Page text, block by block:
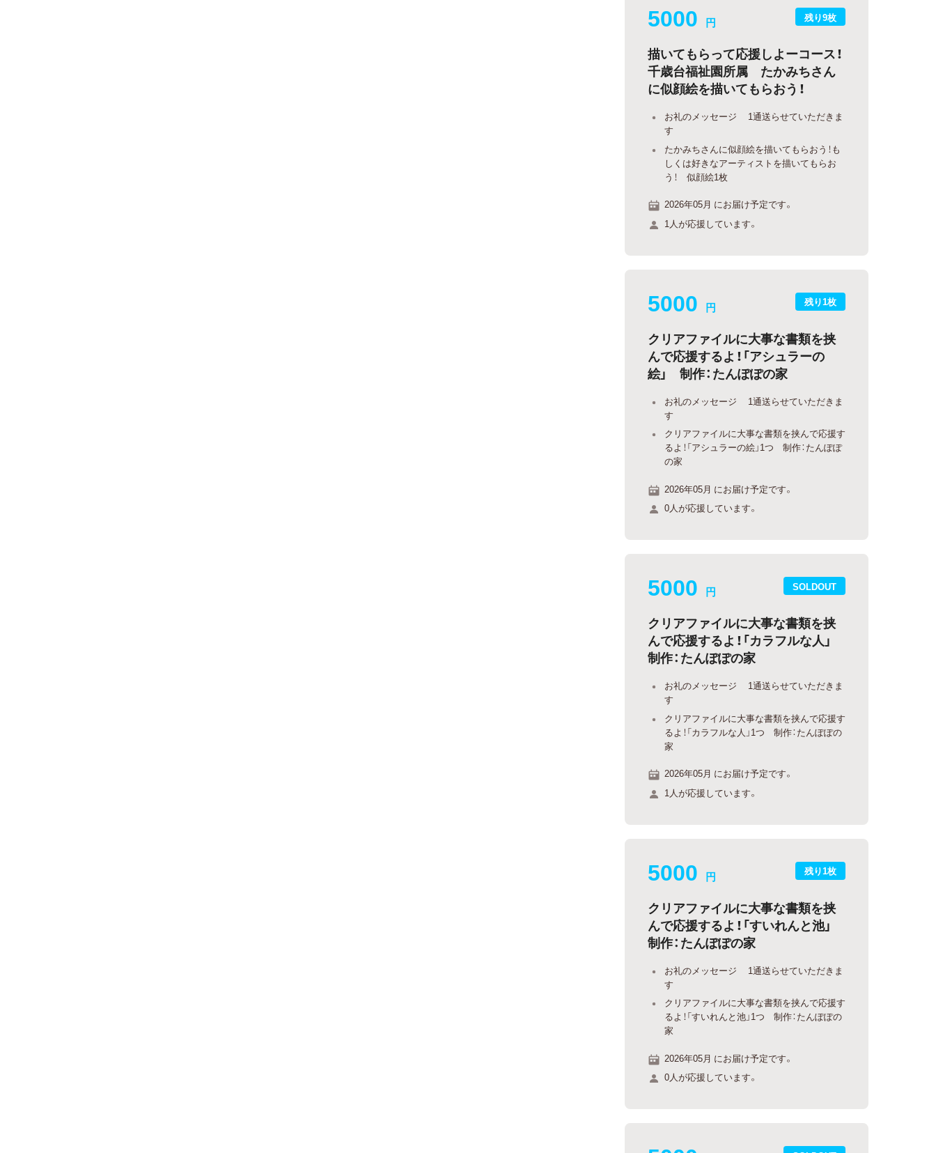
残り9枚
5000 円
描いてもらって応援しよーコース！
千歳台福祉園所属 たかみちさん
に似顔絵を描いてもらおう！
お礼のメッセージ 1通送らせていただきま
す
たかみちさんに似顔絵を描いてもらおう！も
しくは好きなアーティストを描いてもらお
う！ 似顔絵1枚
2026年05月 にお届け予定です。
1人が応援しています。
残り1枚
5000 円
クリアファイルに大事な書類を挟
んで応援するよ！「アシュラーの
絵」 制作：たんぽぽの家
お礼のメッセージ 1通送らせていただきま
す
クリアファイルに大事な書類を挟んで応援す
るよ！「アシュラーの絵」1つ 制作：たんぽぽ
の家
2026年05月 にお届け予定です。
0人が応援しています。
SOLDOUT
5000 円
クリアファイルに大事な書類を挟
んで応援するよ！「カラフルな人」
制作：たんぽぽの家
お礼のメッセージ 1通送らせていただきま
す
クリアファイルに大事な書類を挟んで応援す
るよ！「カラフルな人」1つ 制作：たんぽぽの
家
2026年05月 にお届け予定です。
1人が応援しています。
残り1枚
5000 円
クリアファイルに大事な書類を挟
んで応援するよ！「すいれんと池」
制作：たんぽぽの家
お礼のメッセージ 1通送らせていただきま
す
クリアファイルに大事な書類を挟んで応援す
るよ！「すいれんと池」1つ 制作：たんぽぽの
家
2026年05月 にお届け予定です。
0人が応援しています。